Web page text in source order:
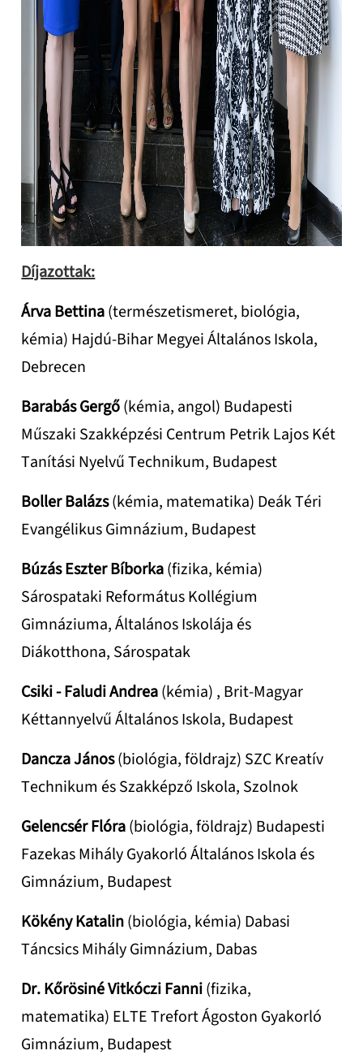
Díjazottak:
Árva Bettina(természetismeret, biológia,
kémia) Hajdú-Bihar Megyei Általános Iskola,
Debrecen
Barabás Gergő(kémia, angol) Budapesti
Műszaki Szakképzési Centrum Petrik Lajos Két
Tanítási Nyelvű Technikum, Budapest
Boller Balázs(kémia, matematika) Deák Téri
Evangélikus Gimnázium, Budapest
Búzás Eszter Bíborka(fizika, kémia)
Sárospataki Református Kollégium
Gimnáziuma, Általános Iskolája és
Diákotthona, Sárospatak
Csiki - Faludi Andrea(kémia) , Brit-Magyar
Kéttannyelvű Általános Iskola, Budapest
Dancza János(biológia, földrajz) SZC Kreatív
Technikum és Szakképző Iskola, Szolnok
Gelencsér Flóra(biológia, földrajz) Budapesti
Fazekas Mihály Gyakorló Általános Iskola és
Gimnázium, Budapest
Kökény Katalin(biológia, kémia) Dabasi
Táncsics Mihály Gimnázium, Dabas
Dr. Kőrösiné Vitkóczi Fanni(fizika,
matematika) ELTE Trefort Ágoston Gyakorló
Gimnázium, Budapest